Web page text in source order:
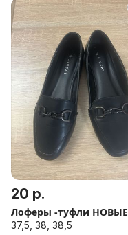
20 р.
Лоферы -туфли НОВЫЕ
37,5, 38, 38,5